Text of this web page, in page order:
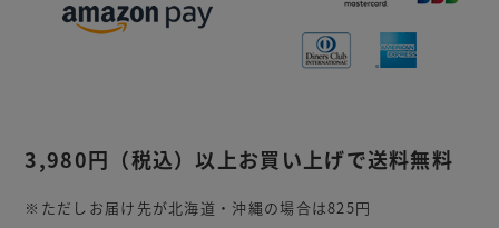
3,980円 （税込）以上お買い上げで送料無料
※ただしお届け先が北海道・沖縄の場合は825円